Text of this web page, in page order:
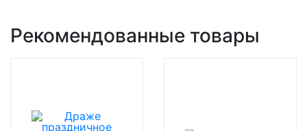
Рекомендованные товары